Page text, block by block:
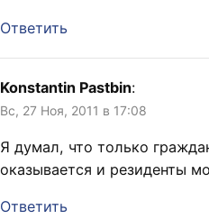
Ответить
Konstantin Pastbin:
Вс, 27 Ноя, 2011 в 17:08
Я думал, что только
оказывается и резиденты
Ответить